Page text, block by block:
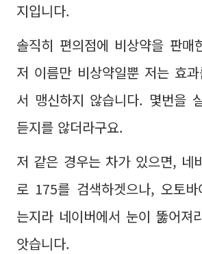
지입니다.
솔직히 편의점에 비상약을 판매
저 이름만 비상약일뿐 저는 효
서 맹신하지 않습니다. 몇번을
듣지를 않더라구요.
저 같은 경우는 차가 있으면, 네
로 175를 검색하겟으나, 오토바
는지라 네이버에서 눈이 뚫어져
앗습니다.